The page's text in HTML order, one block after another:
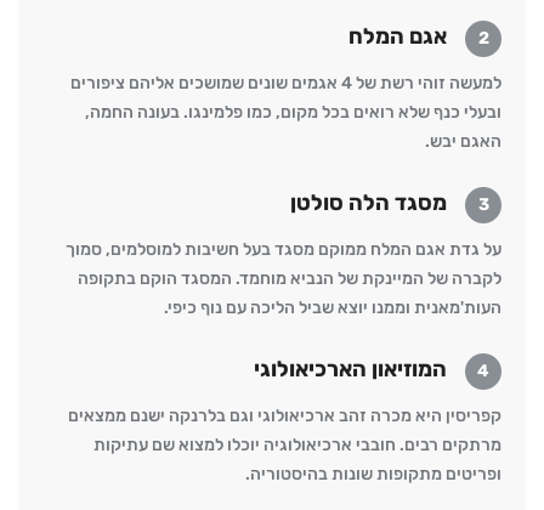
2 אגם המלח
למעשה זוהי רשת של 4 אגמים שונים שמושכים אליהם ציפורים
ובעלי כנף שלא רואים בכל מקום, כמו פלמינגו. בעונה החמה,
האגם יבש.
3 מסגד הלה סולטן
על גדת אגם המלח ממוקם מסגד בעל חשיבות למוסלמים, סמוך
לקברה של המיינקת של הנביא מוחמד. המסגד הוקם בתקופה
העות'מאנית וממנו יוצא שביל הליכה עם נוף כיפי.
4 המוזיאון הארכיאולוגי
קפריסין היא מכרה זהב ארכיאולוגי וגם בלרנקה ישנם ממצאים
מרתקים רבים. חובבי ארכיאולוגיה יוכלו למצוא שם עתיקות
ופריטים מתקופות שונות בהיסטוריה.